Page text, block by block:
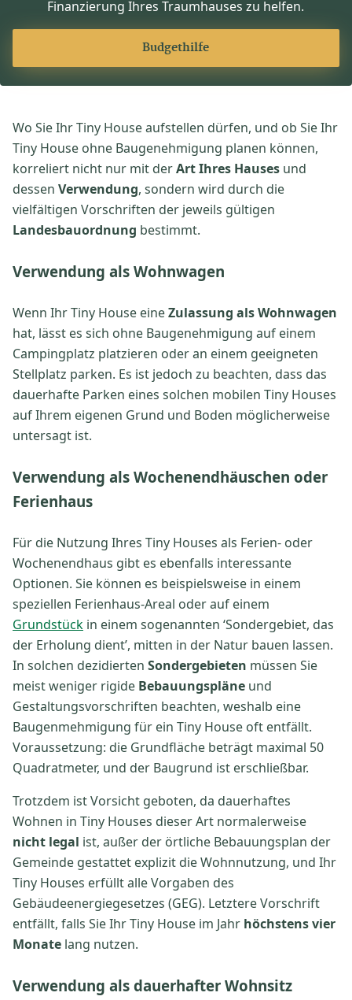
Finanzierung Ihres Traumhauses zu helfen.
Budgethilfe
Wo Sie Ihr Tiny House aufstellen dürfen, und ob Sie Ihr
Tiny House ohne Baugenehmigung planen können,
korreliert nicht nur mit derArt Ihres Hauses und
dessen Verwendung, sondern wird durch die
vielfältigen Vorschriften der jeweils gültigen
Landesbauordnung bestimmt.
Verwendung als Wohnwagen
Wenn Ihr Tiny House eineZulassung als Wohnwagen
hat, lässt es sich ohne Baugenehmigung auf einem
Campingplatz platzieren oder an einem geeigneten
Stellplatz parken. Es ist jedoch zu beachten, dass das
dauerhafte Parken eines solchen mobilen Tiny Houses
auf Ihrem eigenen Grund und Boden möglicherweise
untersagt ist.
Verwendung als Wochenendhäuschen oder
Ferienhaus
Für die Nutzung Ihres Tiny Houses als Ferien- oder
Wochenendhaus gibt es ebenfalls interessante
Optionen. Sie können es beispielsweise in einem
speziellen Ferienhaus-Areal oder auf einem
Grundstück in einem sogenannten ‘Sondergebiet, das
der Erholung dient’, mitten in der Natur bauen lassen.
In solchen dezidierten Sondergebieten müssen Sie
meist weniger rigide Bebauungspläne und
Gestaltungsvorschriften beachten, weshalb eine
Baugenmehmigung für ein Tiny House oft entfällt.
Voraussetzung: die Grundfläche beträgt maximal 50
Quadratmeter, und der Baugrund ist erschließbar.
Trotzdem ist Vorsicht geboten, da dauerhaftes
Wohnen in Tiny Houses dieser Art normalerweise
nicht legal ist, außer der örtliche Bebauungsplan der
Gemeinde gestattet explizit die Wohnnutzung, und Ihr
Tiny Houses erfüllt alle Vorgaben des
Gebäudeenergiegesetzes (GEG). Letztere Vorschrift
entfällt, falls Sie Ihr Tiny House im Jahr höchstens vier
Monate lang nutzen.
Verwendung als dauerhafter Wohnsitz